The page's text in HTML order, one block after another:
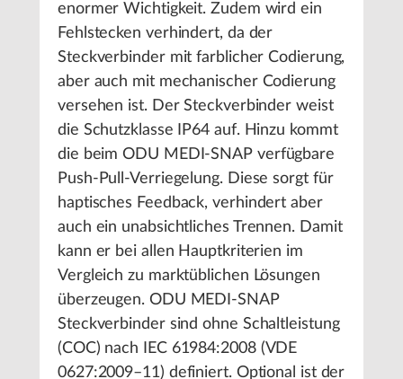
enormer Wichtigkeit. Zudem wird ein
Fehlstecken verhindert, da der
Steckverbinder mit farblicher Codierung,
aber auch mit mechanischer Codierung
versehen ist. Der Steckverbinder weist
die Schutzklasse IP64 auf. Hinzu kommt
die beim ODU MEDI-SNAP verfügbare
Push-Pull-Verriegelung. Diese sorgt für
haptisches Feedback, verhindert aber
auch ein unabsichtliches Trennen. Damit
kann er bei allen Hauptkriterien im
Vergleich zu marktüblichen Lösungen
überzeugen. ODU MEDI-SNAP
Steckverbinder sind ohne Schaltleistung
(COC) nach IEC 61984:2008 (VDE
0627:2009–11) definiert. Optional ist der